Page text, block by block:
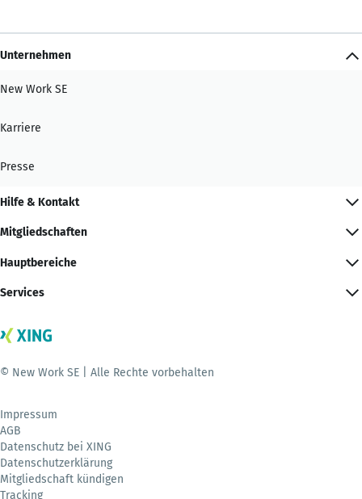
Unternehmen
New Work SE
Karriere
Presse
Hilfe & Kontakt
Mitgliedschaften
Hauptbereiche
Services
© New Work SE | Alle Rechte vorbehalten
Impressum
AGB
Datenschutz bei XING
Datenschutzerklärung
Mitgliedschaft kündigen
Tracking